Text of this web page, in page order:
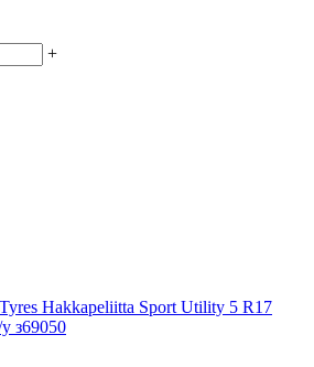
+
Hakkapeliitta Sport Utility 5 R17
з69050